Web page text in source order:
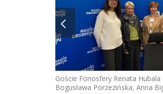
Goście Fonosfery Renata
Bogusława Porzezińska, Anna